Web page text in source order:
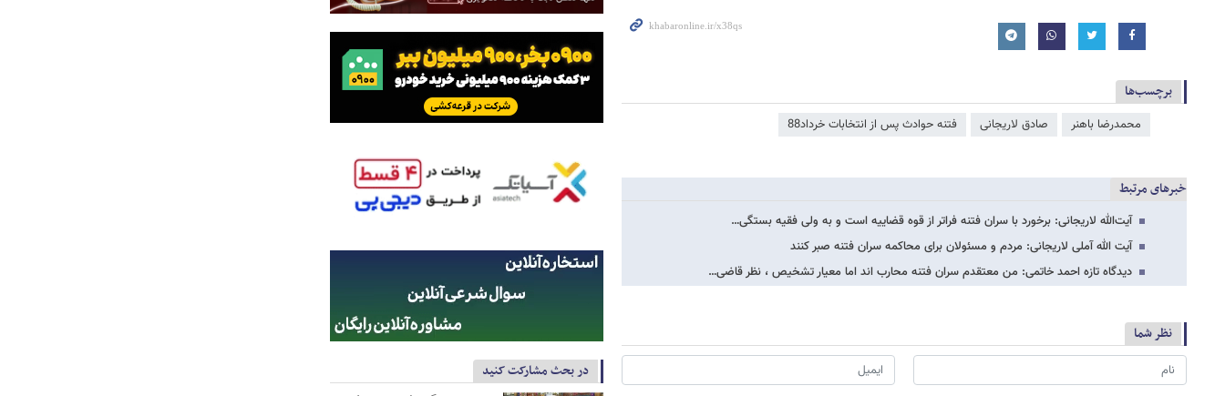
برچسب‌ها
محمدرضا باهنر صادق لاریجانی فتنه حوادث پس از انتخابات خرداد88
خبرهای مرتبط
آیت‌الله لاریجانی: برخورد با سران فتنه فراتر از قوه قضاییه است و به ولی فقیه بستگی…
آیت الله آملی لاریجانی: مردم و مسئولان برای محاکمه سران فتنه صبر کنند
دیدگاه تازه احمد خاتمی: من معتقدم سران فتنه محارب اند اما معیار تشخیص ، نظر قاضی…
نظر شما
در بحث مشارکت کنید